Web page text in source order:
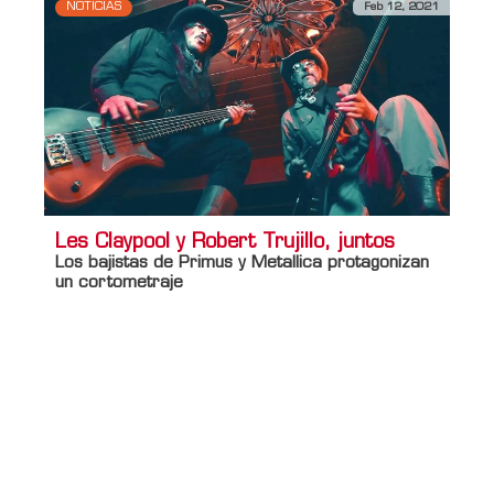
NOTICIAS Feb 12, 2021
Les Claypool y Robert Trujillo, juntos
Los bajistas de Primus y Metallica protagonizan
un cortometraje